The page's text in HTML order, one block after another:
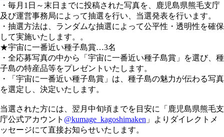
・毎月1日～末日までに投稿された写真を、鹿児島県熊毛支庁
及び運営事務局によって抽選を行い、当選発表を行います。
・抽選方法は、ランダムな抽選によって公平性・透明性を確保
して実施いたします。。
★宇宙に一番近い種子島賞…3名
・全応募写真の中から「宇宙に一番近い種子島賞」を選び、種
子島の特産品等をプレゼントいたします。
・「宇宙に一番近い種子島賞」は、種子島の魅力が伝わる写真
を選定し、決定いたします。
当選された方には、翌月中旬頃までを目安に「鹿児島県熊毛支
庁公式アカウント @kumage_kagoshimaken 」よりダイレクトメ
ッセージにて直接お知らせいたします。